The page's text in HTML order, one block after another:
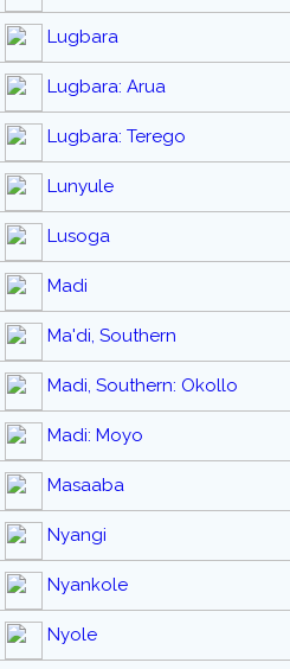
Lugbara
Lugbara: Arua
Lugbara: Terego
Lunyule
Lusoga
Madi
Ma'di, Southern
Madi, Southern: Okollo
Madi: Moyo
Masaaba
Nyangi
Nyankole
Nyole